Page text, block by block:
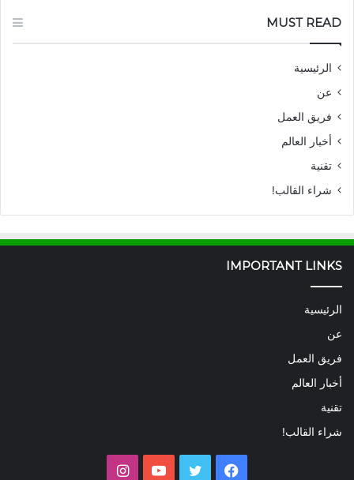
MUST READ
الرئيسية
عن
فريق العمل
أخبار العالم
تقنية
شراء القالب!
IMPORTANT LINKS
الرئيسية
عن
فريق العمل
أخبار العالم
تقنية
شراء القالب!
فيسبوك تويتر يوتيوب